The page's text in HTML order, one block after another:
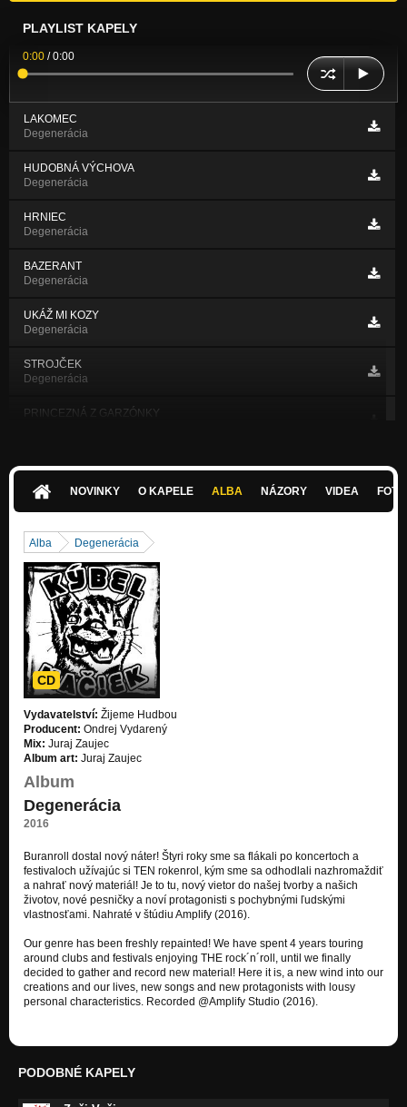
PLAYLIST KAPELY
0:00 /0:00
LAKOMEC
Degenerácia
HUDOBNÁ VÝCHOVA
Degenerácia
HRNIEC
Degenerácia
BAZERANT
Degenerácia
UKÁŽ MI KOZY
Degenerácia
STROJČEK
Degenerácia
PRINCEZNÁ Z GARZÓNKY
KLAMÁR
DVERE
Degenerácia
NIE SOM DOMA
Degenerácia
UKÁŽ MI KOZY (acoustic)
Nezařazeno
PRINCEZNÁ Z GARZÓNKY (acoustic)
Nezařazeno
JE TO POPIČI ??
PRATALA SA ŽENA L.B.S.
Vzbura Buranov
ROZJEBEM BYT [klipová verzia]
Nezařazeno
ŠALÁTOVÝ HOLOKAUST
Vzbura Buranov
BLONĎAVÁ
Vzbura Buranov
POMALY SA TACKÁM DOMOV
Vzbura Buranov
NOVINKY O KAPELE ALBA NÁZORY VIDEA
Alba Degenerácia
CD
Vydavatelství: Žijeme Hudbou
Producent: Ondrej Vydarený
Mix: Juraj Zaujec
Album art: Juraj Zaujec
Album
Degenerácia
2016
Buranroll dostal nový náter! Štyri roky sme sa flákali po koncertoch a
festivaloch užívajúc si TEN rokenrol, kým sme sa odhodlali nazhromaždiť
a nahrať nový materiál! Je to tu, nový vietor do našej tvorby a našich
životov, nové pesničky a noví protagonisti s pochybnými ľudskými
vlastnosťami. Nahraté v štúdiu Amplify (2016).
Our genre has been freshly repainted! We have spent 4 years touring
around clubs and festivals enjoying THE rock´n´roll, until we finally
decided to gather and record new material! Here it is, a new wind into our
creations and our lives, new songs and new protagonists with lousy
personal characteristics. Recorded @Amplify Studio (2016).
PODOBNÉ KAPELY